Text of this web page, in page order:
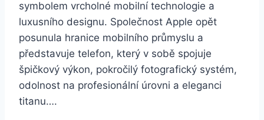
symbolem vrcholné mobilní technologie a
luxusního designu. Společnost Apple opět
posunula hranice mobilního průmyslu a
představuje telefon, který v sobě spojuje
špičkový výkon, pokročilý fotografický systém,
odolnost na profesionální úrovni a eleganci
titanu….